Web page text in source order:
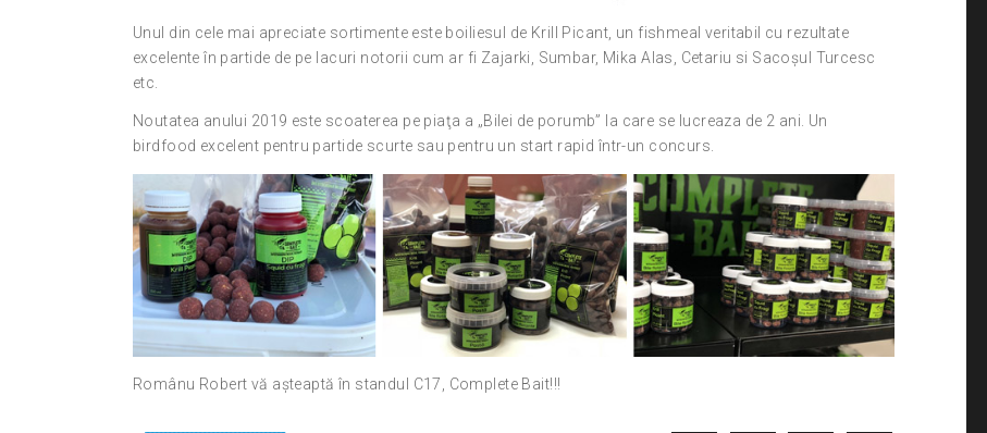
Unul din cele mai apreciate sortimente este boiliesul de Krill Picant, un fishmeal veritabil cu rezultate
excelente în partide de pe lacuri notorii cum ar fi Zajarki, Sumbar, Mika Alas, Cetariu si Sacoşul Turcesc
etc.
Noutatea anului 2019 este scoaterea pe piaţa a „Bilei de porumb” la care se lucreaza de 2 ani. Un
birdfood excelent pentru partide scurte sau pentru un start rapid într-un concurs.
Românu Robert vă așteaptă în standul C17, Complete Bait!!!